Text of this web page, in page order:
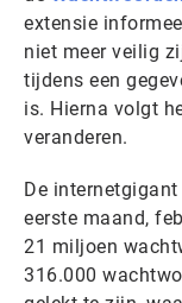
extensie
niet meer veilig
tijdens een
is. Hierna volgt
veranderen.
De
eerste maand,
21 miljoen
316.000